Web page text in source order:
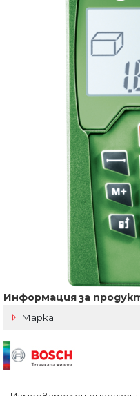
Информация за
Марка